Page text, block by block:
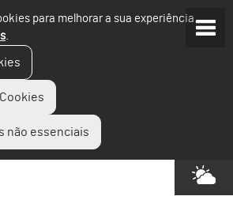
para melhorar a sua experiência.
.
não essenciais